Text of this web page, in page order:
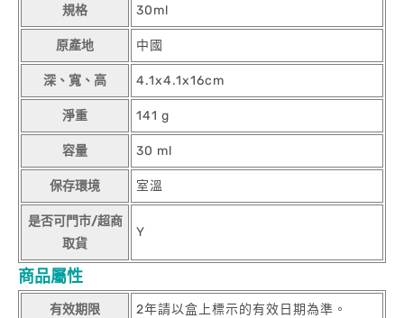
規格 30ml
原產地 中國
深、寬、高 4.1x4.1x16cm
淨重 141 g
容量 30 ml
保存環境 室溫
是否可門市/超商
取貨
Y
商品屬性
有效期限 2年請以盒上標示的有效日期為準。